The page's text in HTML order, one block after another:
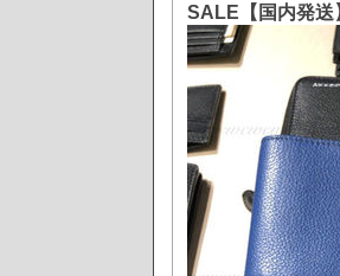
SALE【国内発